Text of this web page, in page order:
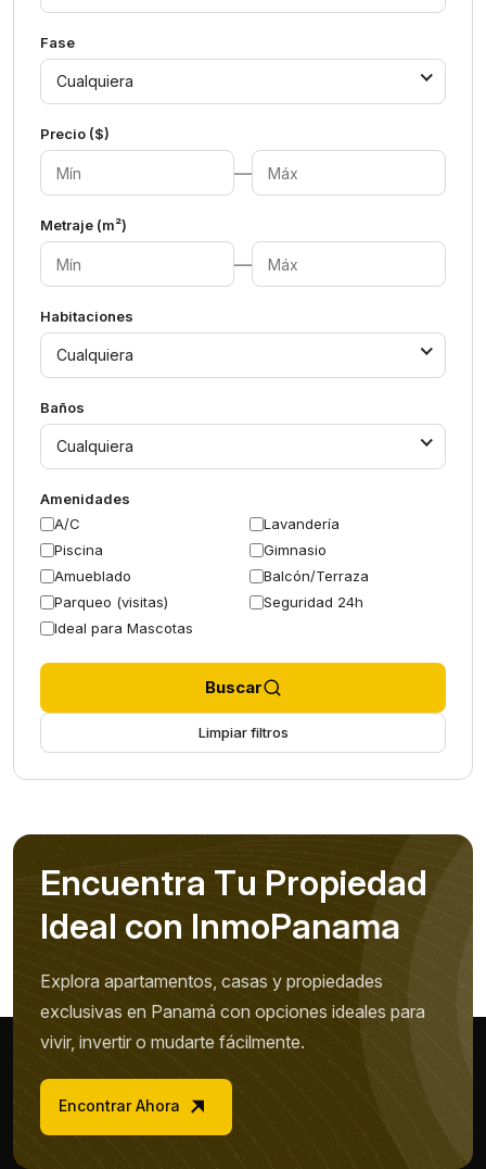
Fase
Cualquiera
Precio ($)
—
Metraje (m²)
—
Habitaciones
Cualquiera
Baños
Cualquiera
Amenidades
A/C
Lavandería
Piscina
Gimnasio
Amueblado
Balcón/Terraza
Parqueo (visitas)
Seguridad 24h
Ideal para Mascotas
Buscar
Limpiar filtros
Encuentra Tu Propiedad
Ideal con InmoPanama
Explora apartamentos, casas y propiedades
exclusivas en Panamá con opciones ideales para
vivir, invertir o mudarte fácilmente.
Encontrar Ahora